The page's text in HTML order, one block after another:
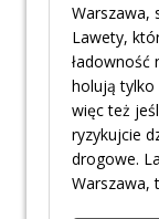
Warszawa,
Lawety,
ładowność
holują
więc też
ryzykujcie
drogowe.
Warszawa,